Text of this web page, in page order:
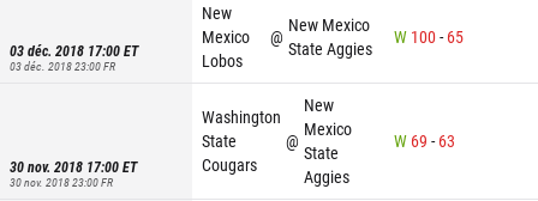
03 déc. 2018 17:00ET
03 déc. 2018 23:00FR
New
Mexico
Lobos
@
New Mexico
State Aggies
W 100- 65
30 nov. 2018 17:00ET
30 nov. 2018 23:00FR
Washington
State
Cougars
@
New
Mexico
State
Aggies
W 69 - 63